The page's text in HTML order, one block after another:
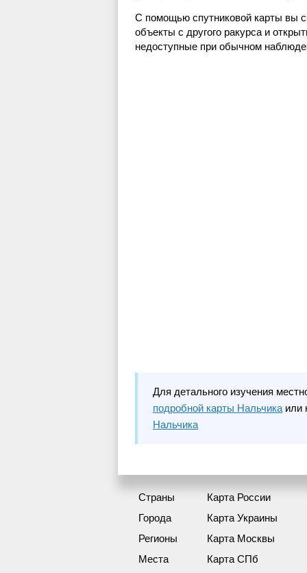
С помощью спутниковой карты вы
объекты с другого ракурса и
недоступные при обычном
Для детального изучения
подробной карты Нальчика или
Нальчика
Страны
Города
Регионы
Места
Карта России
Карта Украины
Карта Москвы
Карта СПб